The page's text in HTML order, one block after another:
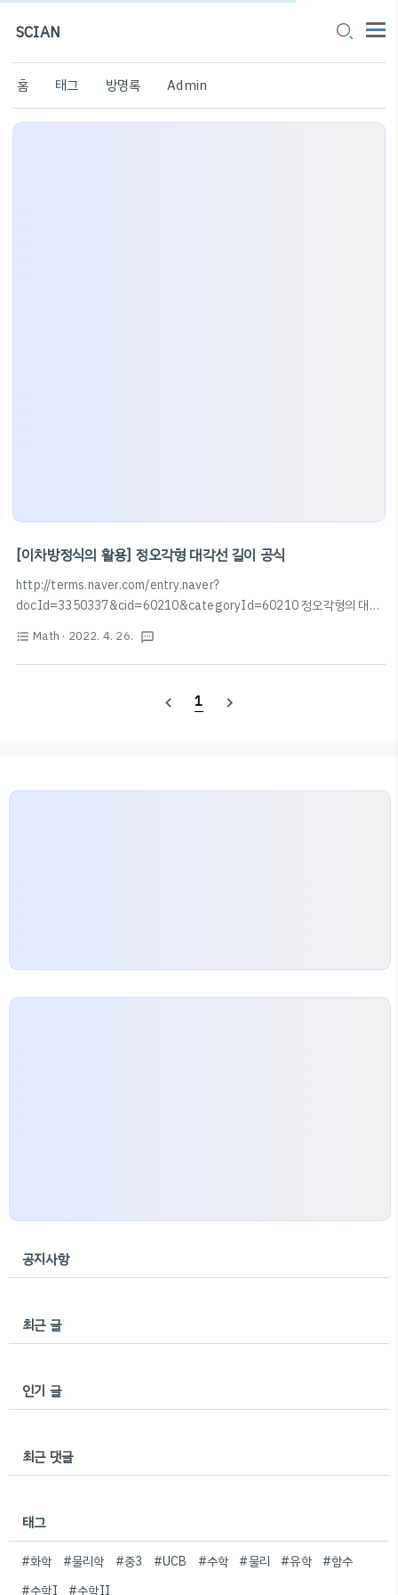
SCIAN
홈 태그 방명록 Admin
[이차방정식의 활용] 정오각형 대각선 길이 공식
http://terms.naver.com/entry.naver?
docId=3350337&cid=60210&categoryId=60210 정오각형의 대각
(1+sqrt(5))/2 * a이다. 관련자료 수학 공식을 모두 담은 "수학공식 포스터"
다운로드(PDF) 정오각형의 대각선 길이 공식 terms.naver.com
format_list_bulleted Math · 2022. 4. 26. textsms
navigate_before 1 navigate_next
공지사항
최근 글
인기 글
최근 댓글
태그
#화학 #물리학 #중3 #UCB #수학 #물리 #유학 #함수
#수학I
#수학II